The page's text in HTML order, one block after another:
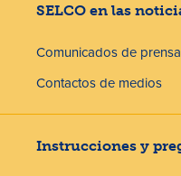
SELCO en las
Comunicados de prensa
Contactos de medios
Instrucciones y